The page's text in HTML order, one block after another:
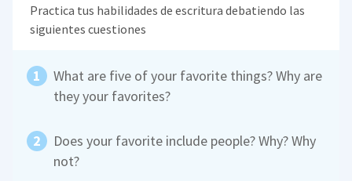
Practica tus habilidades de escritura debatiendo las
siguientes cuestiones
What are five of your favorite things? Why are
they your favorites?
Does your favorite include people? Why? Why
not?